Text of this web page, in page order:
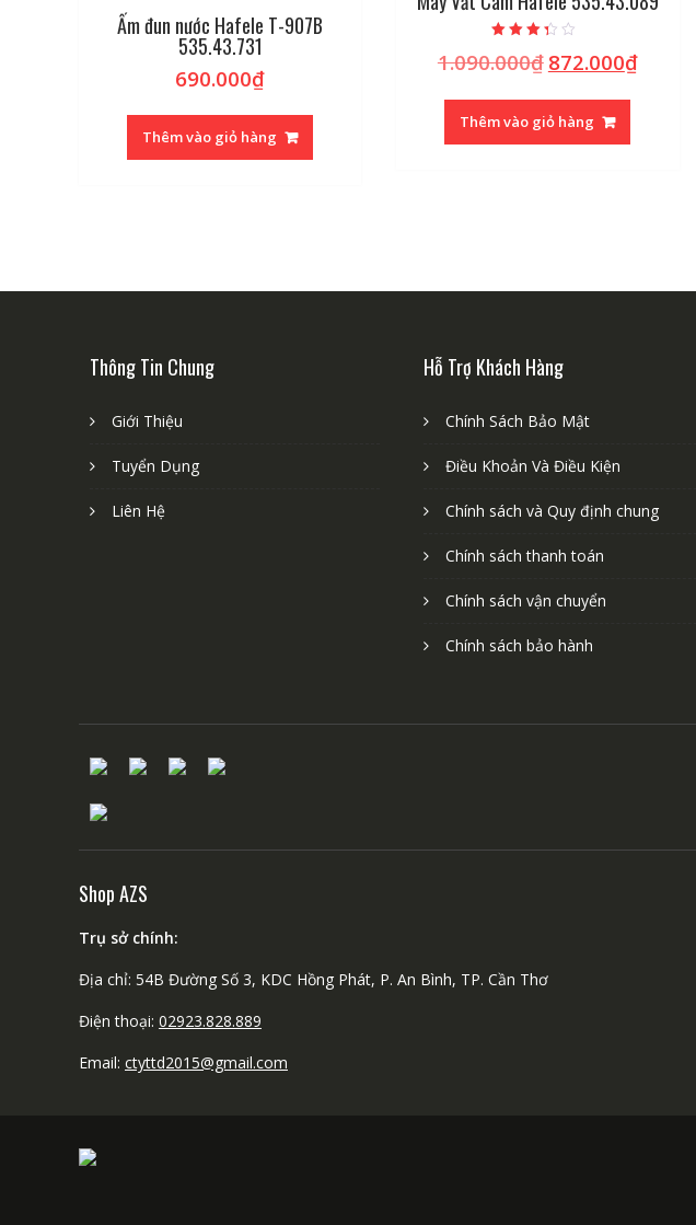
Ấm đun nước Hafele T-907B
535.43.731
690.000₫
Thêm vào giỏ hàng
hạng
3.10
1.090.000₫ Giá
là:
1.090.000₫.
872.000₫Giá
Thêm vào giỏ hàng
Thông Tin Chung
Giới Thiệu
Tuyển Dụng
Liên Hệ
Hỗ Trợ Khách Hàng
Chính Sách Bảo Mật
Điều Khoản Và Điều Kiện
Chính sách và Quy định chung
Chính sách thanh toán
Chính sách vận chuyển
Chính sách bảo hành
Shop AZS
Trụ sở chính:
Địa chỉ: 54B Đường Số 3, KDC Hồng Phát, P. An Bình, TP. Cần Thơ
Điện thoại: 02923.828.889
Email: ctyttd2015@gmail.com